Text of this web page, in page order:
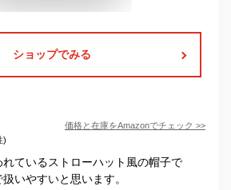
ショップでみる
価格と在庫をAmazonでチェック >>
)
ているストローハット風の帽子で
いやすいと思います。